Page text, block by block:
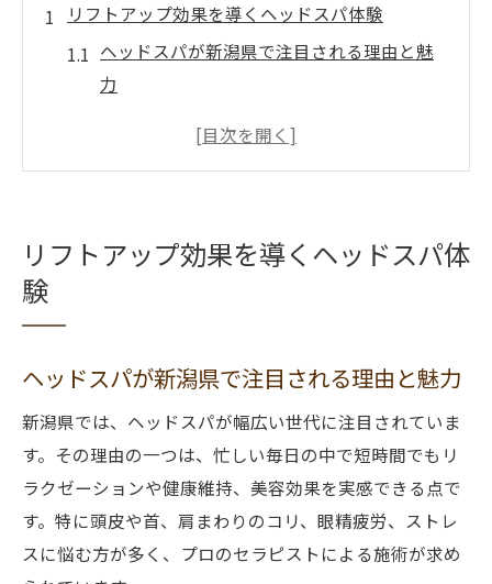
リフトアップ効果を導くヘッドスパ体験
ヘッドスパが新潟県で注目される理由と魅
力
リフトアップ効果を実感できるヘッドスパ
説
頭痛緩和に役立つ施術の選び方
ヘッドスパで頭痛が軽減する理由を知る
安心して受けられるヘッドスパの見極め方
慢性的な頭痛にヘッドスパがもたらす変化
ヘッドスパでリフレッシュする頭皮ケア法
リフトアップ効果を導くヘッドスパ体
験
ヘッドスパが新潟県で注目される理由と魅力
新潟県では、ヘッドスパが幅広い世代に注目されていま
す。その理由の一つは、忙しい毎日の中で短時間でもリ
ラクゼーションや健康維持、美容効果を実感できる点で
す。特に頭皮や首、肩まわりのコリ、眼精疲労、ストレ
スに悩む方が多く、プロのセラピストによる施術が求め